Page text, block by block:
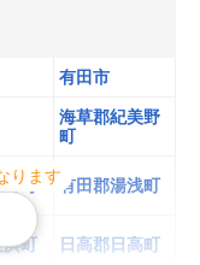
有田市
海草郡紀美野
町
野町 有田郡湯浅町
浜町 日高郡日高町
ります
ります